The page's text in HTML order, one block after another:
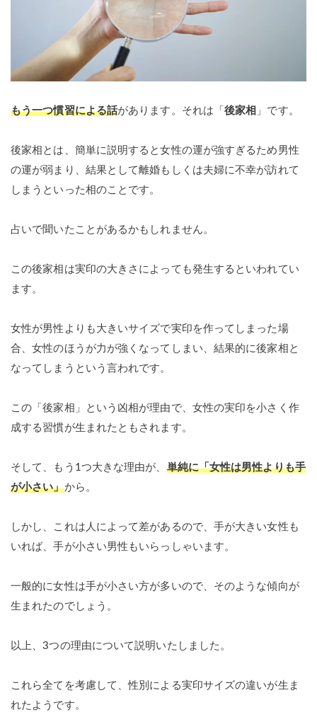
もう一つ慣習による話があります。それは「後家相 」です。
後家相とは、簡単に説明すると女性の運が強すぎるため男性
の運が弱まり、結果として離婚もしくは夫婦に不幸が訪れて
しまうといった相のことです。
占いで聞いたことがあるかもしれません。
この後家相は実印の大きさによっても発生するといわれてい
ます。
女性が男性よりも大きいサイズで実印を作ってしまった場
合、女性のほうが力が強くなってしまい、結果的に後家相と
なってしまうという言われです。
この「後家相」という凶相が理由で、女性の実印を小さく作
成する習慣が生まれたともされます。
そして、もう1つ大きな理由が、 単純に「女性は男性よりも手
が小さい」から。
しかし、これは人によって差があるので、手が大きい女性も
いれば、手が小さい男性もいらっしゃいます。
一般的に女性は手が小さい方が多いので、そのような傾向が
生まれたのでしょう。
以上、3つの理由について説明いたしました。
これら全てを考慮して、性別による実印サイズの違いが生ま
れたようです。